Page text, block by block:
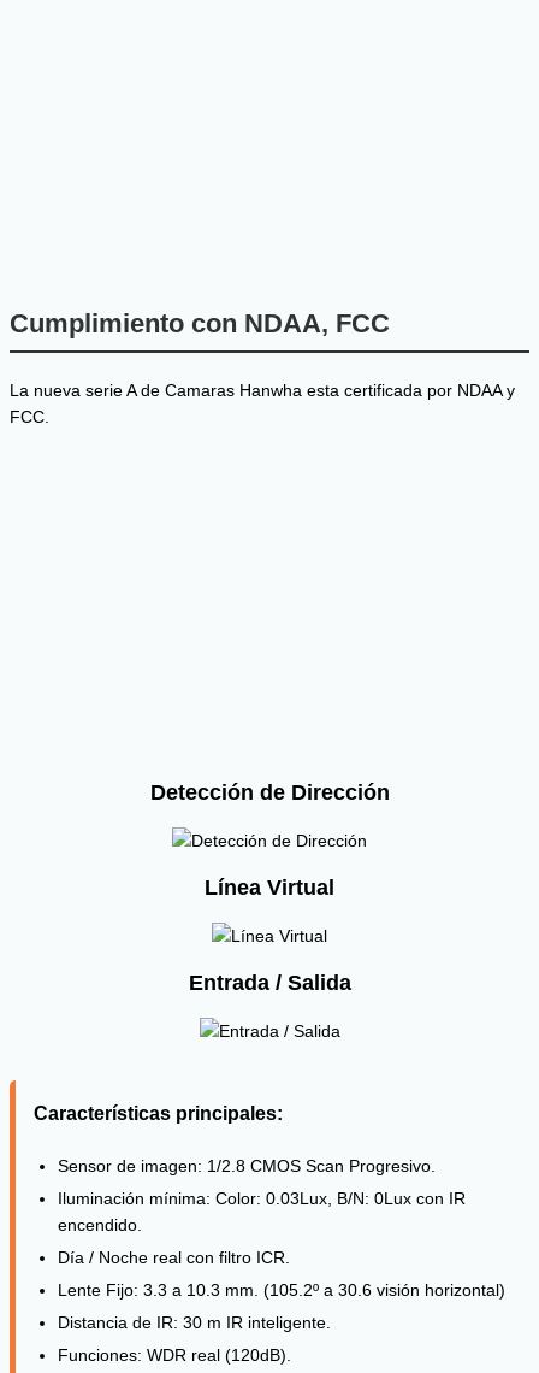
Cumplimiento con NDAA, FCC
La nueva serie A de Camaras Hanwha esta certificada por NDAA y
FCC.
Detección de Dirección
Línea Virtual
Entrada / Salida
Características principales:
Sensor de imagen: 1/2.8 CMOS Scan Progresivo.
Iluminación mínima: Color: 0.03Lux, B/N: 0Lux con IR
encendido.
Día / Noche real con filtro ICR.
Lente Fijo: 3.3 a 10.3 mm. (105.2º a 30.6 visión horizontal)
Distancia de IR: 30 m IR inteligente.
Funciones: WDR real (120dB).